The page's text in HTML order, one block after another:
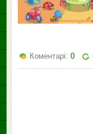
Коментарі: 0